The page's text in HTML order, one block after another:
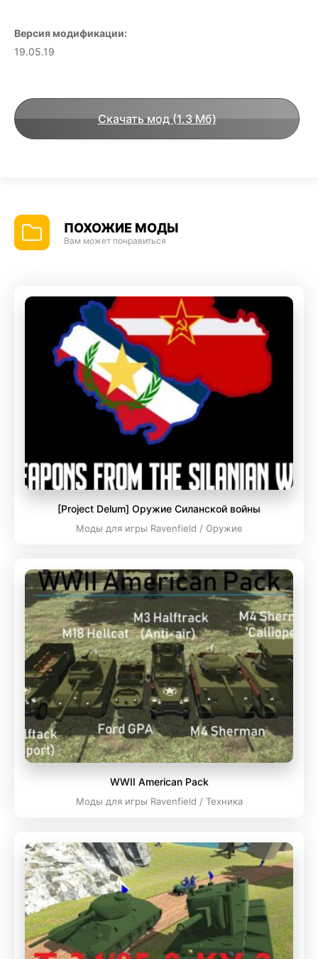
Версия модификации:
19.05.19
Скачать мод (1.3 Мб)
ПОХОЖИЕ МОДЫ
Вам может понравиться
[Project Delum] Оружие Силанской войны
Моды для игры Ravenfield / Оружие
WWII American Pack
Моды для игры Ravenfield / Техника